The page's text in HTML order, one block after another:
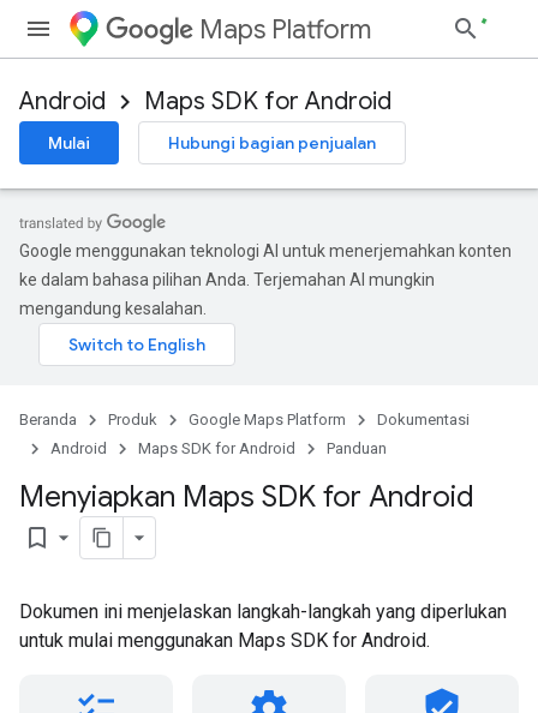
Maps Platform
Android Maps SDK for Android
Mulai Hubungi bagian penjualan
Google menggunakan teknologi AI untuk menerjemahkan konten
ke dalam bahasa pilihan Anda. Terjemahan AI mungkin
mengandung kesalahan.
Beranda Produk Google Maps Platform
Dokumentasi
Android
Maps SDK for Android Panduan
Menyiapkan Maps SDK for Android
bookmark_border
Dokumen ini menjelaskan langkah-langkah yang diperlukan
untuk mulai menggunakan Maps SDK for Android.